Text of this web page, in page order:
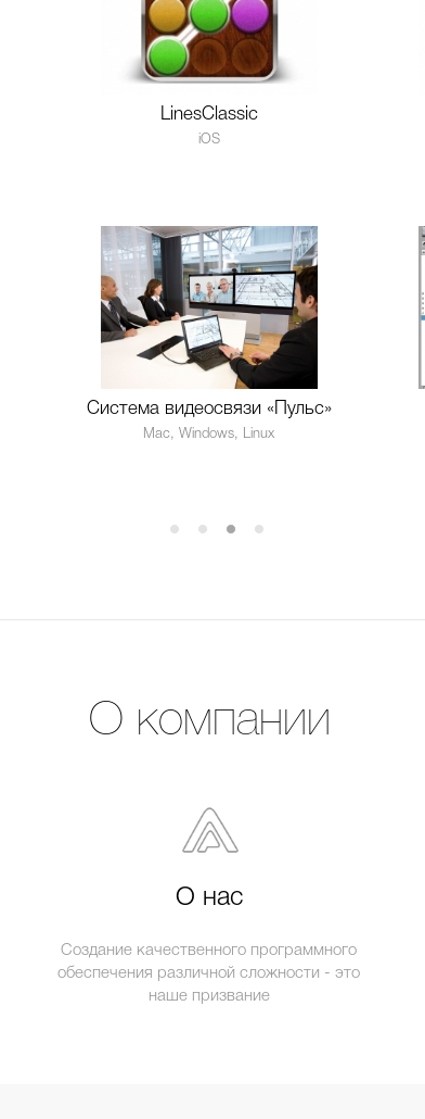
LinesClassic
iOS
Система видеосвязи «Пульс»
Mac, Windows, Linux
О компании
О нас
Создание качественного программного
обеспечения различной сложности - это
наше призвание